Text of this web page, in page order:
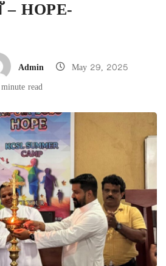
HOPE-
Admin
May 29, 2025
read